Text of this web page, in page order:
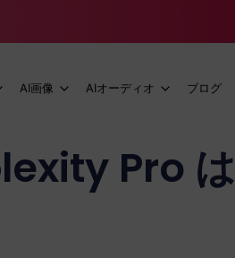
AI画像 AIオーディオ ブログ
Pro は